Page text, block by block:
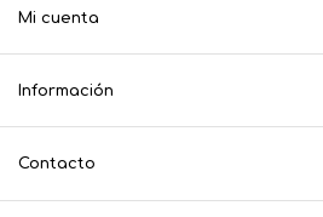
Mi cuenta
Información
Contacto